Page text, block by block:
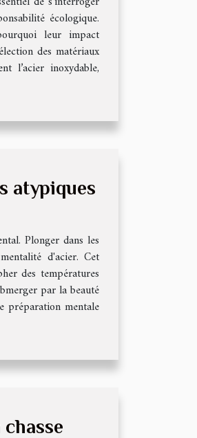
écologique.
leur impact
des matériaux
l’acier inoxydable,
atypiques
Plonger dans les
d'acier. Cet
des températures
par la beauté
préparation mentale